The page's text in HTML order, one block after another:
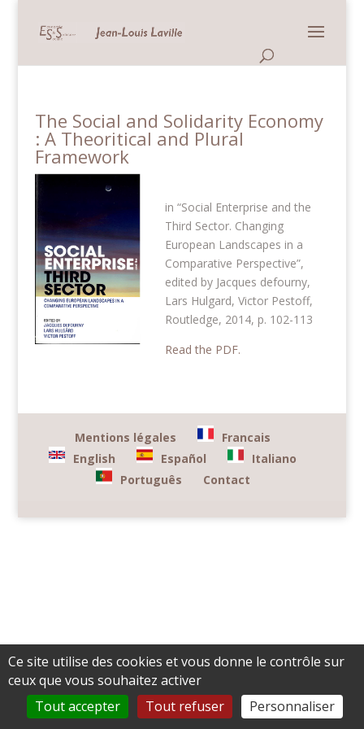
The Social and Solidarity Economy
: A Theoritical and Plural
Framework
in “Social Enterprise and the
Third Sector. Changing
European Landscapes in a
Comparative Perspective”,
edited by Jacques defourny,
Lars Hulgard, Victor Pestoff,
Routledge, 2014, p. 102-113
Read the PDF.
Mentions légales
Francais
English
Español
Italiano
Português
Contact
Ce site utilise des cookies et vous donne le contrôle sur
ceux que vous souhaitez activer
Tout accepter
Tout refuser Personnaliser